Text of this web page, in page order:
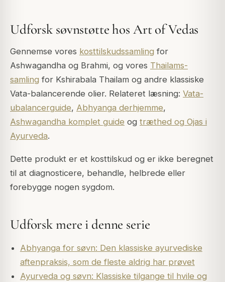
Udforsk søvnstøtte hos Art of Vedas
Gennemse vores kosttilskudssamling for
Ashwagandha og Brahmi, og vores Thailams-
samling for Kshirabala Thailam og andre klassiske
Vata-balancerende olier. Relateret læsning: Vata-
ubalancerguide, Abhyanga derhjemme,
Ashwagandha komplet guide og træthed og Ojas i
Ayurveda.
Dette produkt er et kosttilskud og er ikke beregnet
til at diagnosticere, behandle, helbrede eller
forebygge nogen sygdom.
Udforsk mere i denne serie
Abhyanga for søvn: Den klassiske ayurvediske
aftenpraksis, som de fleste aldrig har prøvet
Ayurveda og søvn: Klassiske tilgange til hvile og